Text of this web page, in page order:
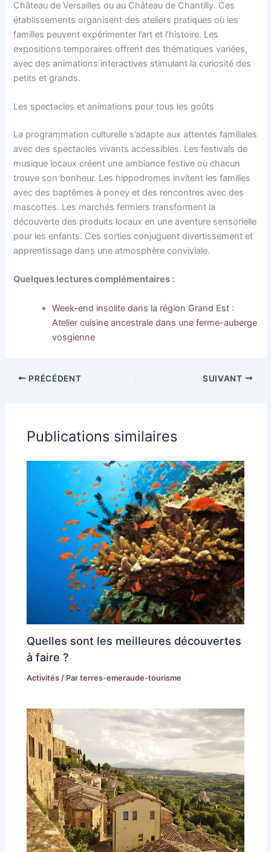
Château de Versailles ou au Château de Chantilly. Ces
établissements organisent des ateliers pratiques où les
familles peuvent expérimenter l’art et l’histoire. Les
expositions temporaires offrent des thématiques variées,
avec des animations interactives stimulant la curiosité des
petits et grands.
Les spectacles et animations pour tous les goûts
La programmation culturelle s’adapte aux attentes familiales
avec des spectacles vivants accessibles. Les festivals de
musique locaux créent une ambiance festive où chacun
trouve son bonheur. Les hippodromes invitent les familles
avec des baptêmes à poney et des rencontres avec des
mascottes. Les marchés fermiers transforment la
découverte des produits locaux en une aventure sensorielle
pour les enfants. Ces sorties conjuguent divertissement et
apprentissage dans une atmosphère conviviale.
Quelques lectures complémentaires :
Week-end insolite dans la région Grand Est :
Atelier cuisine ancestrale dans une ferme-auberge
vosgienne
PRÉCÉDENT SUIVANT
Publications similaires
Quelles sont les meilleures découvertes
à faire ?
Activités / Parterres-emeraude-tourisme